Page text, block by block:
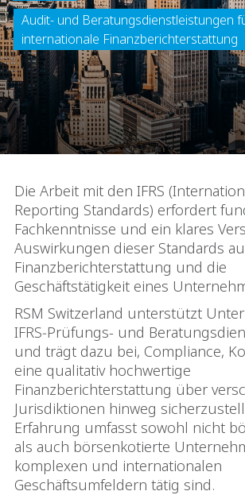
Audit- und Beratungsdienstleistungen
internationale Finanzberichterstattung
Die Arbeit mit den IFRS
Reporting Standards) erfordert
Fachkenntnisse und ein klares
Auswirkungen dieser Standards
Finanzberichterstattung und die
Geschäftstätigkeit eines
RSM Switzerland unterstützt
IFRS‑Prüfungs- und
und trägt dazu bei, Compliance,
eine qualitativ hochwertige
Finanzberichterstattung über
Jurisdiktionen hinweg
Erfahrung umfasst sowohl nicht
als auch börsenkotierte
komplexen und internationalen
Geschäftsumfeldern tätig sind.